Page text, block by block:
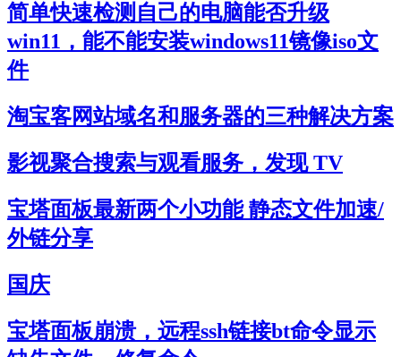
简单快速检测自己的电脑能否升级
win11，能不能安装windows11镜像iso文
件
淘宝客网站域名和服务器的三种解决方案
影视聚合搜索与观看服务，发现 TV
宝塔面板最新两个小功能 静态文件加速/
外链分享
国庆
宝塔面板崩溃，远程ssh链接bt命令显示